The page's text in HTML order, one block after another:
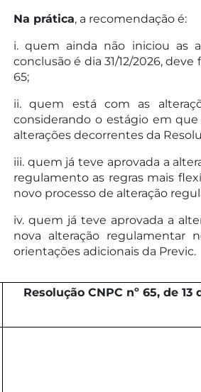
Na prática, a recomendação é:
i. quem ainda não iniciou as
conclusão é dia 31/12/2026,
65;
ii. quem está com as
considerando o estágio em
alterações decorrentes da
iii. quem já teve aprovada a
regulamento as regras mais
novo processo de alteração
iv. quem já teve aprovada a
nova alteração regulamentar
orientações adicionais da Previc.
Resolução CNPC nº 65, de